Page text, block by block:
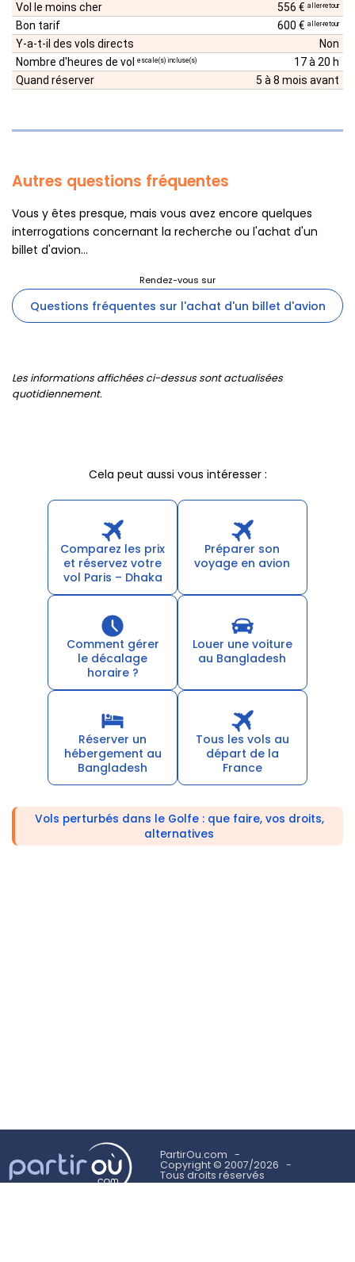
Vol le moins cher 556 € aller-retour
Bon tarif 600 € aller-retour
Y-a-t-il des vols directs
Non
Nombre d'heures de vol
escale(s) incluse(s)
17 à 20 h
Quand réserver
5 à 8 mois avant
Autres questions fréquentes
Vous y êtes presque, mais vous avez encore quelques
interrogations concernant la recherche ou l'achat d'un
billet d'avion...
Questions fréquentes sur l'achat d'un billet d'avion
Les informations affichées ci-dessus sont actualisées
quotidiennement.
Cela peut aussi vous intéresser :
Comparez les prix
et réservez votre
vol Paris – Dhaka
Préparer son
voyage en avion
Comment gérer
le décalage
horaire ?
Louer une voiture
au Bangladesh
Réserver un
hébergement au
Bangladesh
Tous les vols au
départ de la
France
Vols perturbés dans le Golfe : que faire, vos droits,
alternatives
PartirOu.com
Copyright © 2007/2026
Tous droits réservés